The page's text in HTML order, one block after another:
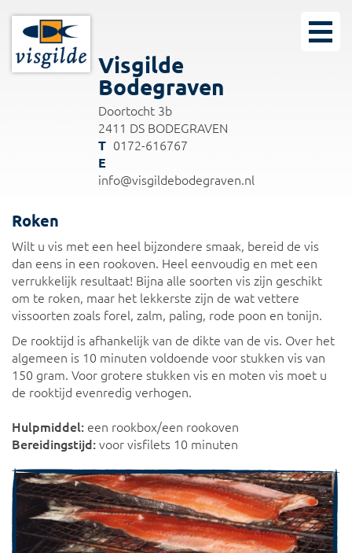
Visgilde
Bodegraven
Doortocht 3b
2411 DS BODEGRAVEN
0172-616767
info@visgildebodegraven.nl
Roken
Wilt u vis met een heel bijzondere smaak, bereid de vis
dan eens in een rookoven. Heel eenvoudig en met een
verrukkelijk resultaat! Bijna alle soorten vis zijn geschikt
om te roken, maar het lekkerste zijn de wat vettere
vissoorten zoals forel, zalm, paling, rode poon en tonijn.
De rooktijd is afhankelijk van de dikte van de vis. Over het
algemeen is 10 minuten voldoende voor stukken vis van
150 gram. Voor grotere stukken vis en moten vis moet u
de rooktijd evenredig verhogen.
Hulpmiddel: een rookbox/een rookoven
Bereidingstijd:voor visfilets 10 minuten